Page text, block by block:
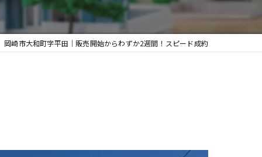
岡崎市大和町字平田｜販売開始からわずか2週間！スピード成約